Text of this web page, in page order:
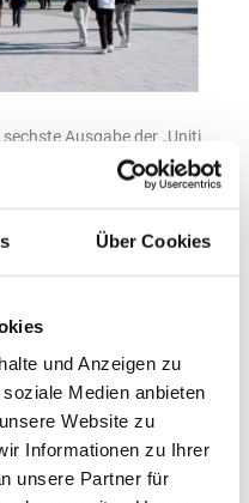
Über Cookies
und Anzeigen zu
Medien anbieten
Website zu
Informationen zu Ihrer
unsere Partner für
Ausgabe der „Uniti
Tankstellen- und
Element der Messe
Vortragsprogramm:
verteilen sich auf
Themen rund um „Shop &
und künftige
Referenten aus dem In- und
auf